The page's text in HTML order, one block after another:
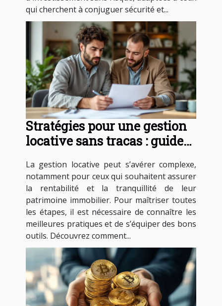
qui cherchent à conjuguer sécurité et...
Stratégies pour une gestion
locative sans tracas : guide
La gestion locative peut s’avérer complexe,
notamment pour ceux qui souhaitent assurer
la rentabilité et la tranquillité de leur
patrimoine immobilier. Pour maîtriser toutes
les étapes, il est nécessaire de connaître les
meilleures pratiques et de s’équiper des bons
outils. Découvrez comment...